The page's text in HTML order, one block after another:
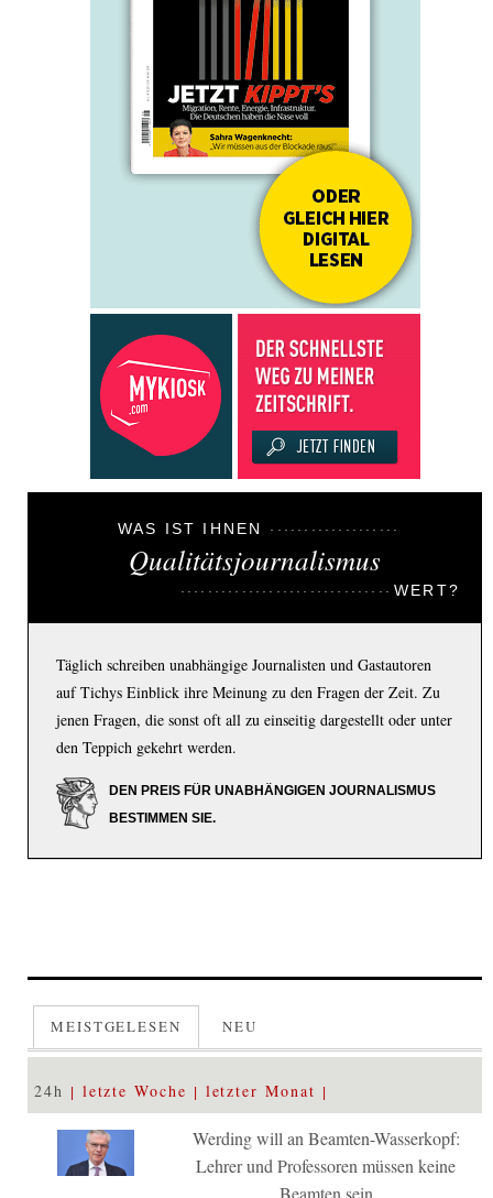
WAS IST IHNEN
Qualitätsjournalismus
WERT?
Täglich schreiben unabhängige Journalisten und Gastautoren
auf Tichys Einblick ihre Meinung zu den Fragen der Zeit. Zu
jenen Fragen, die sonst oft all zu einseitig dargestellt oder unter
den Teppich gekehrt werden.
DEN PREIS FÜR UNABHÄNGIGEN JOURNALISMUS
BESTIMMEN SIE.
MEISTGELESEN NEU
24h letzte Woche letzter Monat
Werding will an Beamten-Wasserkopf:
Lehrer und Professoren müssen keine
Beamten sein